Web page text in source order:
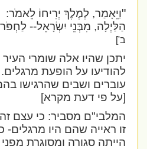
וַיֵּאָמַר, לְמֶלֶךְ יְרִיחוֹ לֵאמֹר:
הַלַּיְלָה, מִבְּנֵי יִשְׂרָאֵל-- לַחְפֹּר
ב']
יתכן שהיו אלה שומרי
להודיעו על הופעת מרגלים.
עוברים ושבים שהרגישו
[על פי דעת מקרא]
המלבי"ם מסביר: כי עצם זה
זו ראייה שהם היו מרגלים- כי
הייתה סגורה ומסוגרת מפני